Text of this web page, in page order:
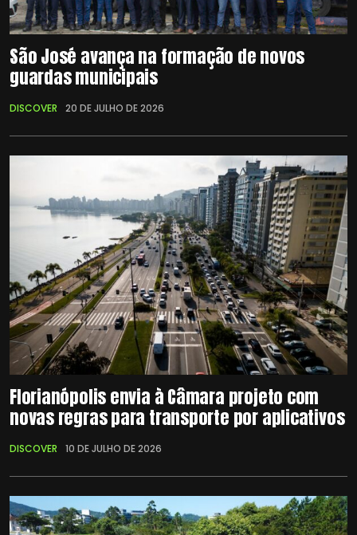
São José avança na formação de novos
guardas municipais
DISCOVER 20 DE JULHO DE 2026
Florianópolis envia à Câmara projeto com
novas regras para transporte por aplicativos
DISCOVER 10 DE JULHO DE 2026